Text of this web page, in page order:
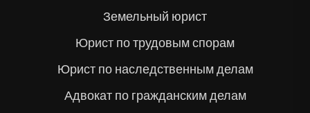
Земельный юрист
Юрист по трудовым спорам
Юрист по наследственным делам
Адвокат по гражданским делам